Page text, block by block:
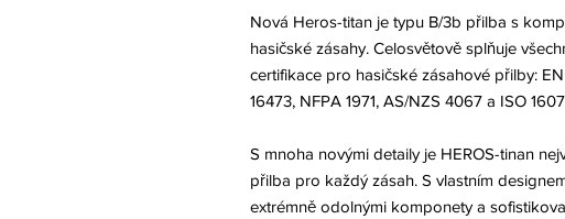
Nová Heros-titan je typu B/3b přilba s
hasičské zásahy. Celosvětově splňuje
certifikace pro hasičské zásahové přilby:
16473, NFPA 1971, AS/NZS 4067 a ISO
S mnoha novými detaily je HEROS-tinan
přilba pro každý zásah. S vlastním
extrémně odolnými komponety a